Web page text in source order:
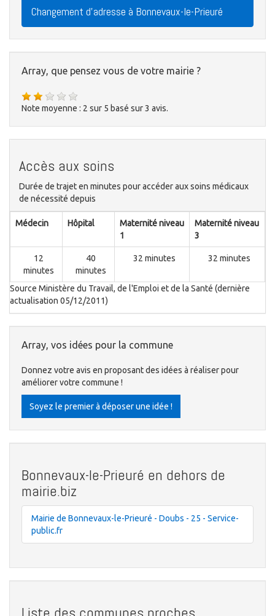
Changement d'adresse à Bonnevaux-le-Prieuré
Array, que pensez vous de votre mairie ?
Note moyenne : 2 sur 5 basé sur3 avis.
Accès aux soins
Durée de trajet en minutes pour accéder aux soins médicaux
de nécessité depuis
Médecin Hôpital
Maternité niveau
1
Maternité niveau
3
12
minutes
40
minutes
32 minutes 32 minutes
Source Ministère du Travail, de l'Emploi et de la Santé (dernière
actualisation 05/12/2011)
Array, vos idées pour la commune
Donnez votre avis en proposant des idées à réaliser pour
améliorer votre commune !
Soyez le premier à déposer une idée !
Bonnevaux-le-Prieuré en dehors de
mairie.biz
Mairie de Bonnevaux-le-Prieuré - Doubs - 25 - Service-
public.fr